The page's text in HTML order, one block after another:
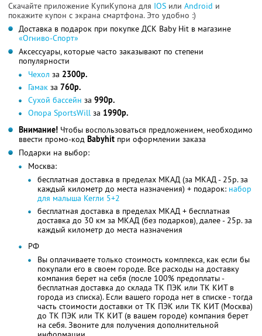
Скачайте приложение КупиКупона для IOS или Android и
покажите купон с экрана смартфона. Это удобно :)
Доставка в подарок при покупке ДСК Baby Hit в магазине
«Огниво-Спорт»
Аксессуары, которые часто заказывают по степени
популярности
Чехол за 2300р.
Гамак за 760р.
Сухой бассейн за 990р.
Опора SportsWill за 1990р.
Внимание! Чтобы воспользоваться предложением, необходимо
ввести промо-код Babyhit при оформлении заказа
Подарки на выбор:
Москва:
бесплатная доставка в пределах МКАД (за МКАД - 25р. за
каждый километр до места назначения) + подарок: набор
для малыша Кегли 5+2
бесплатная доставка в пределах МКАД + бесплатная
доставка до 30 км за МКАД (без подарков), далее - 25р. за
каждый километр до места назначения
РФ
Вы оплачиваете только стоимость комплекса, как если бы
покупали его в своем городе. Все расходы на доставку
компания берет на себя (после 100% предоплаты -
бесплатная доставка до склада ТК ПЭК или ТК КИТ в
города из списка). Если вашего города нет в списке - тогда
часть стоимости доставки от ТК ПЭК или ТК КИТ (Москва)
до ТК ПЭК или ТК КИТ (в вашем городе) компания берет
на себя. Звоните для получения дополнительной